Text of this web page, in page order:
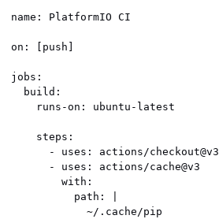
name: PlatformIO CI
on: [push]
jobs:
  build:
    runs-on: ubuntu-latest
    steps:
      - uses: actions/checkout@v3
      - uses: actions/cache@v3
        with:
          path: |
            ~/.cache/pip